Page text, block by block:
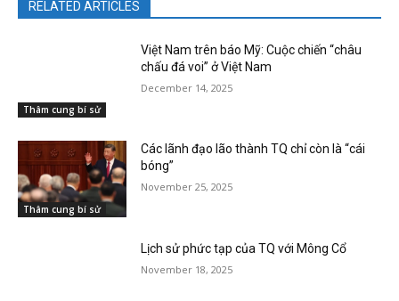
RELATED ARTICLES
Thâm cung bí sử
Việt Nam trên báo Mỹ: Cuộc chiến “châu
chấu đá voi” ở Việt Nam
December 14, 2025
Thâm cung bí sử
Các lãnh đạo lão thành TQ chỉ còn là “cái
bóng”
November 25, 2025
Lịch sử phức tạp của TQ với Mông Cổ
November 18, 2025